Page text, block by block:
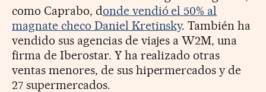
como Caprabo, donde vendió el 50% al
magnate checo Daniel Kretinsky. También ha
vendido sus agencias de viajes a W2M, una
firma de Iberostar. Y ha realizado otras
ventas menores, de sus hipermercados y de
27 supermercados.